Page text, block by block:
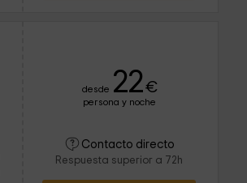
desde 22€
persona y noche
Contacto directo
Respuesta superior a 72h